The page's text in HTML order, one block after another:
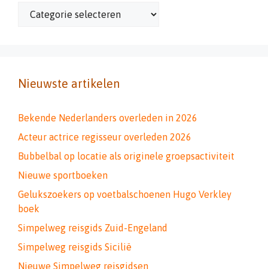
Categorieën
Nieuwste artikelen
Bekende Nederlanders overleden in 2026
Acteur actrice regisseur overleden 2026
Bubbelbal op locatie als originele groepsactiviteit
Nieuwe sportboeken
Gelukszoekers op voetbalschoenen Hugo Verkley
boek
Simpelweg reisgids Zuid-Engeland
Simpelweg reisgids Sicilië
Nieuwe Simpelweg reisgidsen